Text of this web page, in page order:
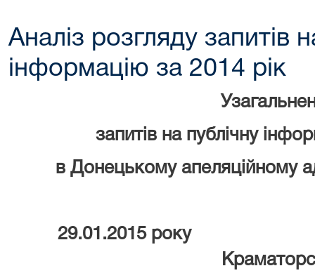
Аналіз розгляду запитів
інформацію за 2014 рік
запитів на публічну
в Донецькому апеляційному
29.01.2015 року